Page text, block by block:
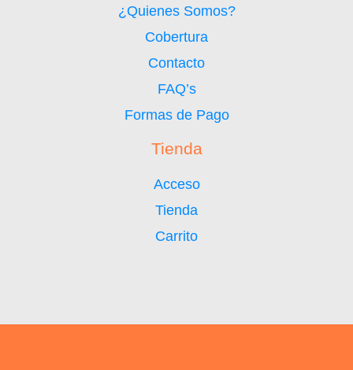
¿Quienes Somos?
Cobertura
Contacto
FAQ’s
Formas de Pago
Tienda
Acceso
Tienda
Carrito